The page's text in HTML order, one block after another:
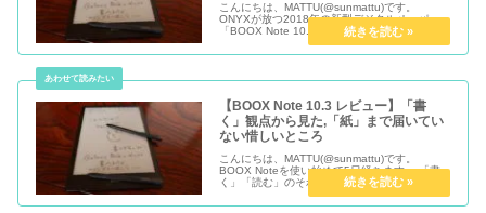
こんにちは、MATTU(@sunmattu)です。
ONYXが放つ2018年の新型デジタルペーパー
「BOOX Note 10.3」を購入しましたので、早
速開封レビューを行いたいと思います。
【BOOX Note 10.3 レビュー】「書
く」観点から見た,「紙」まで届いてい
ない惜しいところ
こんにちは、MATTU(@sunmattu)です。
BOOX Noteを使い始めて5日経ちます。 「書
く」「読む」のそれぞれの観点から、現状での
BOOX Noteの使い心地に関して考察していき
たいと思います。 今回は、「書く」観点での目